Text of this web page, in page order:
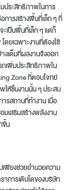
ประสิทธิภาพในการ
การสร้างพื้นที่เล็ก ๆ ที่
ะเป็นพื้นที่เล็ก ๆ แต่ก็
ดยเฉพาะงานที่ต้องใช้
งเต็มที่ผลงานจึงออก
ถเพิ่มประสิทธิภาพใน
Zone ที่ตอบโจทย์
ห้ชิ้นงานนั้น ๆ ประสบ
รสถานที่ทำงาน เมื่อ
เสริมสร้างพลังงาน
ขึ้น
เพียงช่วยอำนวยความ
าการเติบโตของบริษัท